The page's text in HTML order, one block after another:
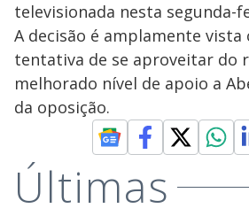
televisionada nesta segunda-
A decisão é amplamente vista
tentativa de se aproveitar do
melhorado nível de apoio a
da oposição.
Últimas